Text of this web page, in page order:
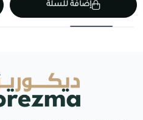
إضافة للسلة